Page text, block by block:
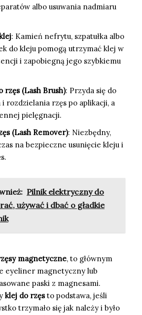
albo usuwania nadmiaru
: Kamień nefrytu, szpatułka albo
do kleju pomogą utrzymać klej w
i zapobiegną jego szybkiemu
rzęs (Lash Brush): Przyda się do
rozdzielania rzęs po aplikacji, a
pielęgnacji.
(Lash Remover): Niezbędny,
na bezpieczne usunięcie kleju i
Pilnik elektryczny do
używać i dbać o gładkie
magnetyczne, to głównym
eyeliner magnetyczny lub
paski z magnesami.
klej do rzęsto podstawa, jeśli
trzymało się jak należy i było